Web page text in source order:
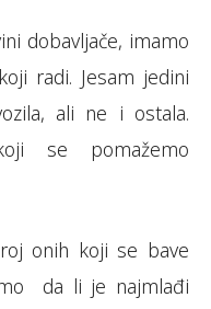
dobavljače, imamo
radi. Jesam jedini
ali ne i ostala.
se pomažemo
onih koji se bave
da li je najmlađi